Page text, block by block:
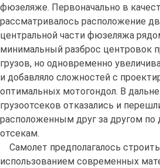
фюзеляже. Первоначально в
рассматривалось расположение
центральной части фюзеляжа
минимальный разброс центровок
грузов, но одновременно
и добавляло сложностей с
оптимальных мотогондол. В
грузоотсеков отказались и
расположенным друг за другом
отсекам.
Самолет предполагалось
использованием современных